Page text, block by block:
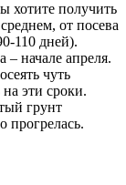
хотите получить
от посева
110 дней).
– начале апреля.
чуть
эти сроки.
грунт
прогрелась.